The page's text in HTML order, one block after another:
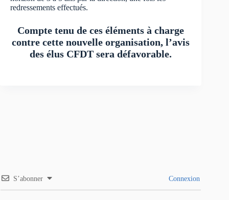
redressements effectués.
Compte tenu de ces éléments à charge
contre cette nouvelle organisation, l’avis
des élus CFDT sera défavorable.
S’abonner Connexion